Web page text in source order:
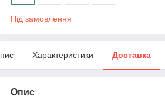
Під замовлення
Характеристики Доставка
Опис